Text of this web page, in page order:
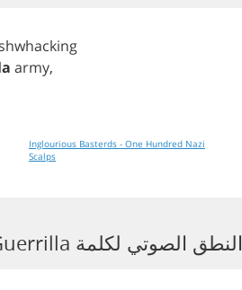
army,
Inglourious Basterds - One Hundred Nazi
Scalps
النطق الصوتي لكلمة Guerrilla